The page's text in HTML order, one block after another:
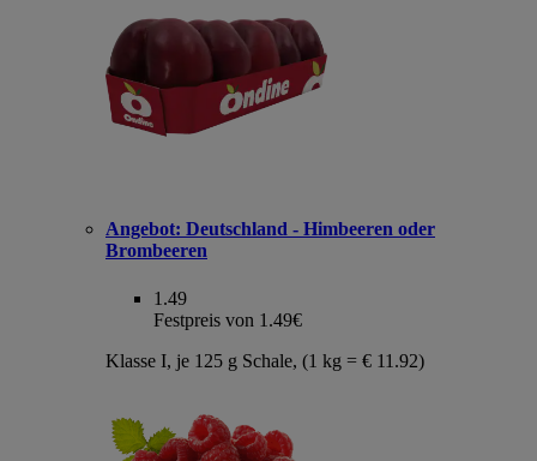
Angebot: Deutschland - Himbeeren oder
Brombeeren
1.49
Festpreis von 1.49€
Klasse I, je 125 g Schale, (1 kg = € 11.92)